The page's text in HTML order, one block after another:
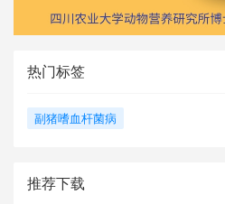
热门标签
副猪嗜血杆菌病
推荐下载